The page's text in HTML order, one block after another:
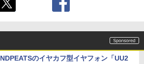
のイヤカフ型イヤフォン「UU2